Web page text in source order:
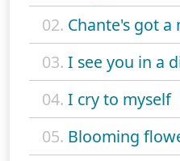
02. Chante's got a
03. I see you in a
04. I cry to myself
05. Blooming